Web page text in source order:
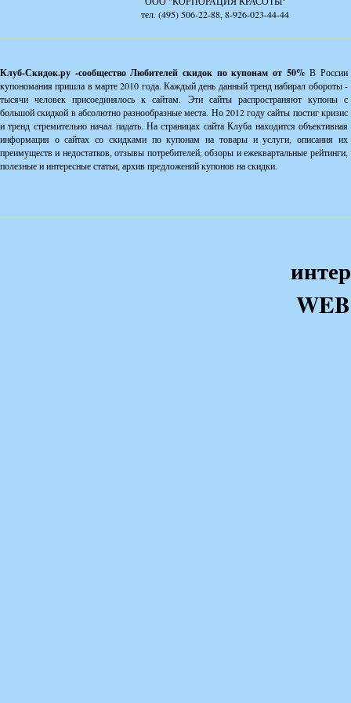
тел. (495) 506-22-88, 8-926-023-44-44
Клуб-Скидок.ру -сообщество Любителей скидок по купонам от 50%В России
купономания пришла в марте 2010 года. Каждый день данный тренд набирал обороты -
тысячи человек присоединялось к сайтам. Эти сайты распространяют купоны с
большой скидкой в абсолютно разнообразные места. Но 2012 году сайты постиг кризис
и тренд стремительно начал падать. На страницах сайта Клуба находится объективная
информация о сайтах со скидками по купонам на товары и услуги, описания их
преимуществ и недостатков, отзывы потребителей, обзоры и ежеквартальные рейтинги,
полезные и интересные статьи, архив предложений купонов на скидки.